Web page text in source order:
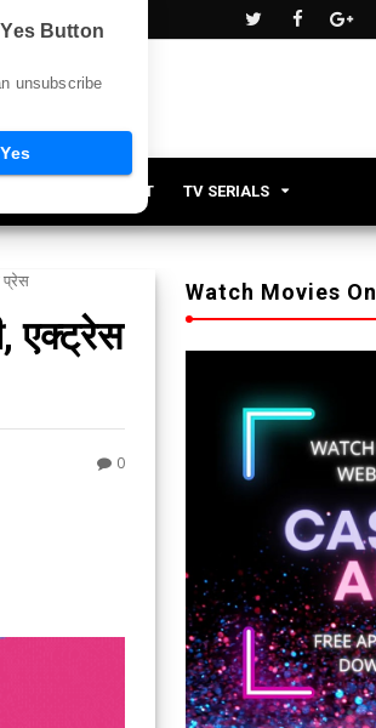
OFFBEAT TV SERIALS
प्रेस
एक्ट्रेस
0
Watch Movies On
Button
unsubscribe
Yes